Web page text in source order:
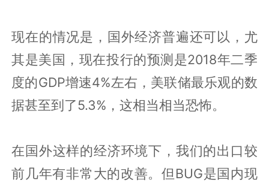
现在的情况是，国外经济普遍还可以，尤
其是美国，现在投行的预测是2018年二季
度的GDP增速4%左右，美联储最乐观的数
据甚至到了5.3%，这相当相当恐怖。
在国外这样的经济环境下，我们的出口较
前几年有非常大的改善。但BUG是国内现